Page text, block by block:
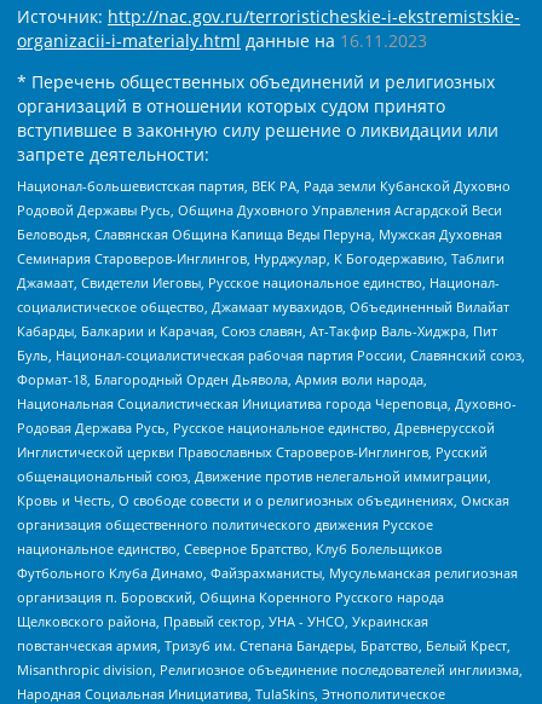
Источник: http://nac.gov.ru/terroristicheskie-i-ekstremistskie-
organizacii-i-materialy.html данные на 16.11.2023
* Перечень общественных объединений и религиозных
организаций в отношении которых судом принято
вступившее в законную силу решение о ликвидации или
запрете деятельности:
Национал-большевистская партия, ВЕК РА, Рада земли Кубанской Духовно
Родовой Державы Русь, Община Духовного Управления Асгардской Веси
Беловодья, Славянская Община Капища Веды Перуна, Мужская Духовная
Семинария Староверов-Инглингов, Нурджулар, К Богодержавию, Таблиги
Джамаат, Свидетели Иеговы, Русское национальное единство, Национал-
социалистическое общество, Джамаат мувахидов, Объединенный Вилайат
Кабарды, Балкарии и Карачая, Союз славян, Ат-Такфир Валь-Хиджра, Пит
Буль, Национал-социалистическая рабочая партия России, Славянский союз,
Формат-18, Благородный Орден Дьявола, Армия воли народа,
Национальная Социалистическая Инициатива города Череповца, Духовно-
Родовая Держава Русь, Русское национальное единство, Древнерусской
Инглистической церкви Православных Староверов-Инглингов, Русский
общенациональный союз, Движение против нелегальной иммиграции,
Кровь и Честь, О свободе совести и о религиозных объединениях, Омская
организация общественного политического движения Русское
национальное единство, Северное Братство, Клуб Болельщиков
Футбольного Клуба Динамо, Файзрахманисты, Мусульманская религиозная
организация п. Боровский, Община Коренного Русского народа
Щелковского района, Правый сектор, УНА - УНСО, Украинская
повстанческая армия, Тризуб им. Степана Бандеры, Братство, Белый Крест,
Misanthropic division, Религиозное объединение последователей инглиизма,
Народная Социальная Инициатива, TulaSkins, Этнополитическое